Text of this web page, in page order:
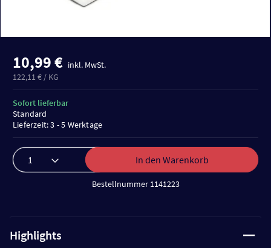
10,99 € inkl. MwSt.
122,11 € / KG
In den Warenkorb
Bestellnummer 1141223
Sofort lieferbar
Standard
Lieferzeit: 3 - 5 Werktage
Highlights